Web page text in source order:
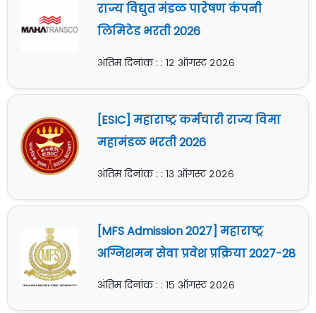
राज्य विद्युत मंडळ पारेषण कंपनी
लिमिटेड भरती 2026
अंतिम दिनांक : : १२ ऑगस्ट २०२६
[ESIC] महाराष्ट्र कर्मचारी राज्य विमा
महामंडळ भरती 2026
अंतिम दिनांक : : १३ ऑगस्ट २०२६
[MFS Admission 2027] महाराष्ट्र
अग्निशमन सेवा प्रवेश प्रक्रिया 2027-28
अंतिम दिनांक : : १५ ऑगस्ट २०२६